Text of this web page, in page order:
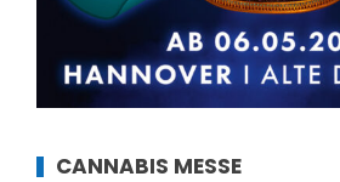
CANNABIS MESSE